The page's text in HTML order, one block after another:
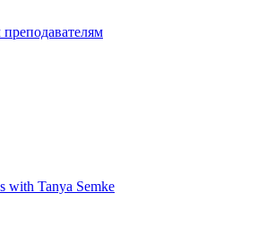
with Tanya Semke